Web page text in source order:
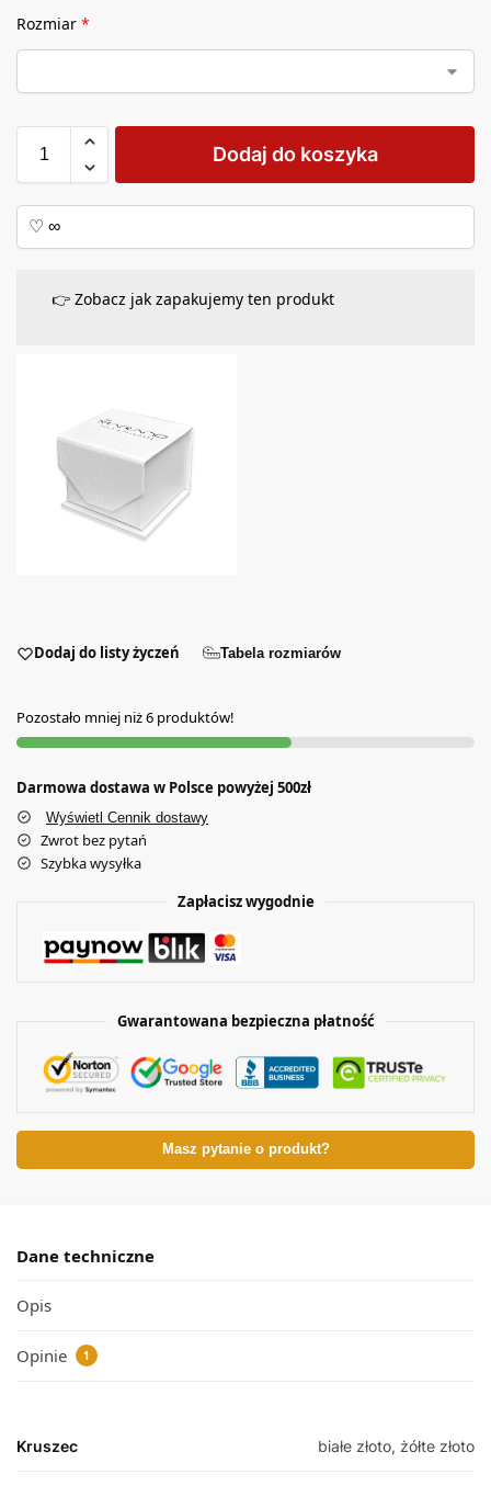
Rozmiar *
Dodaj do koszyka
👉 Zobacz jak zapakujemy ten produkt
Dodaj do listy życzeń Tabela rozmiarów
Pozostało mniej niż 6 produktów!
Darmowa dostawa w Polsce powyżej 500zł
Wyświetl Cennik dostawy
Zwrot bez pytań
Szybka wysyłka
Zapłacisz wygodnie
Gwarantowana bezpieczna płatność
Masz pytanie o produkt?
Dane techniczne
Opis
Opinie 1
Kruszec białe złoto, żółte złoto